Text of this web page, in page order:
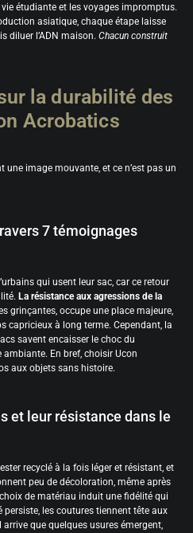
étudiante et les voyages impromptus.
asiatique, chaque étape laisse
diluer l’ADN maison. Chacun construit
la durabilité des
Acrobatics
une image mouvante, et ce n’est pas un
7 témoignages
qui usent leur sac, car ce retour
La résistance aux agressions de la
grinçantes, occupe une place majeure,
capricieux à long terme. Cependant, la
savent encaisser le choc du
En bref, choisir Ucon
aux objets sans histoire.
et leur résistance dans le
recyclé à la fois léger et résistant, et
peu de décoloration, même après
de matériau induit une fidélité qui
persiste, les coutures tiennent tête aux
que quelques usures émergent,